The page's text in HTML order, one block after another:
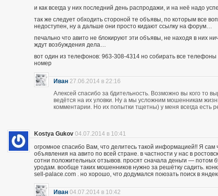
и как всегда у них последний день распродажи, и на неё надо
так же следует обходить стороной те объявы, по которым все
недоступен, ну а дальше они просто кидают ссылку на форум…
печально что авито не блокируют эти объявы, не находя в них
ждут возбуждения дела…
вот один из телефонов: 963-308-4314 но собирать все
номер
Иван 27.06.2014 в 22:16
Алексей спасибо за бдительность. Возможно вы кого то
ведётся на их уловки. Ну а мы усложним мошенникам
комментарии. Но их попытки тщетны) у меня всегда есть
Kostya Gukov 04.07.2014 в 10:41
огромное спасибо Вам, что делитесь такой информацией!! Я
объявления на авито по всей стране. в частности у нас в
сотни положительных отзывов. просят сначала деньги — потом
уродам. вообще таких мошенников нужно за решётку садить.
sell-palace.com . но хорошо, что додумался поюзать поиск в
Иван 04.07.2014 в 10:42